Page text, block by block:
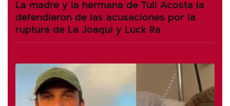
La madre y la hermana de Tuli Acosta la
defendieron de las acusaciones por la
ruptura de La Joaqui y Luck Ra